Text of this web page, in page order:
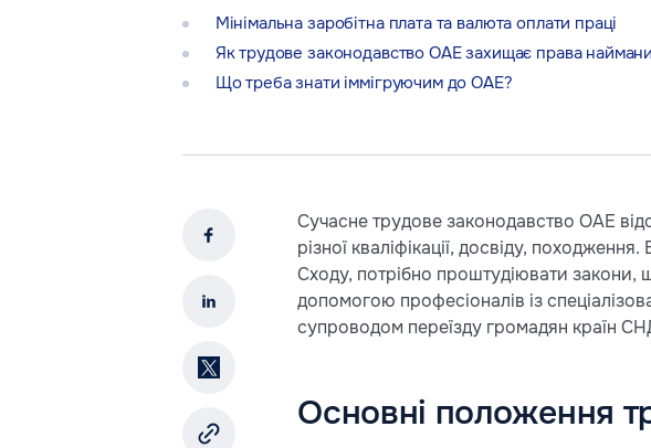
Мінімальна заробітна плата та валюта оплати праці
Як трудове законодавство ОАЕ захищає права
Що треба знати іммігруючим до ОАЕ?
Сучасне трудове законодавство ОАЕ
різної кваліфікації, досвіду,
Сходу, потрібно проштудіювати
допомогою професіоналів із
супроводом переїзду громадян країн
Основні положення